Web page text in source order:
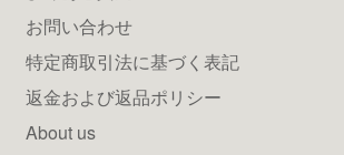
お問い合わせ
特定商取引法に基づく表記
返金および返品ポリシー
About us